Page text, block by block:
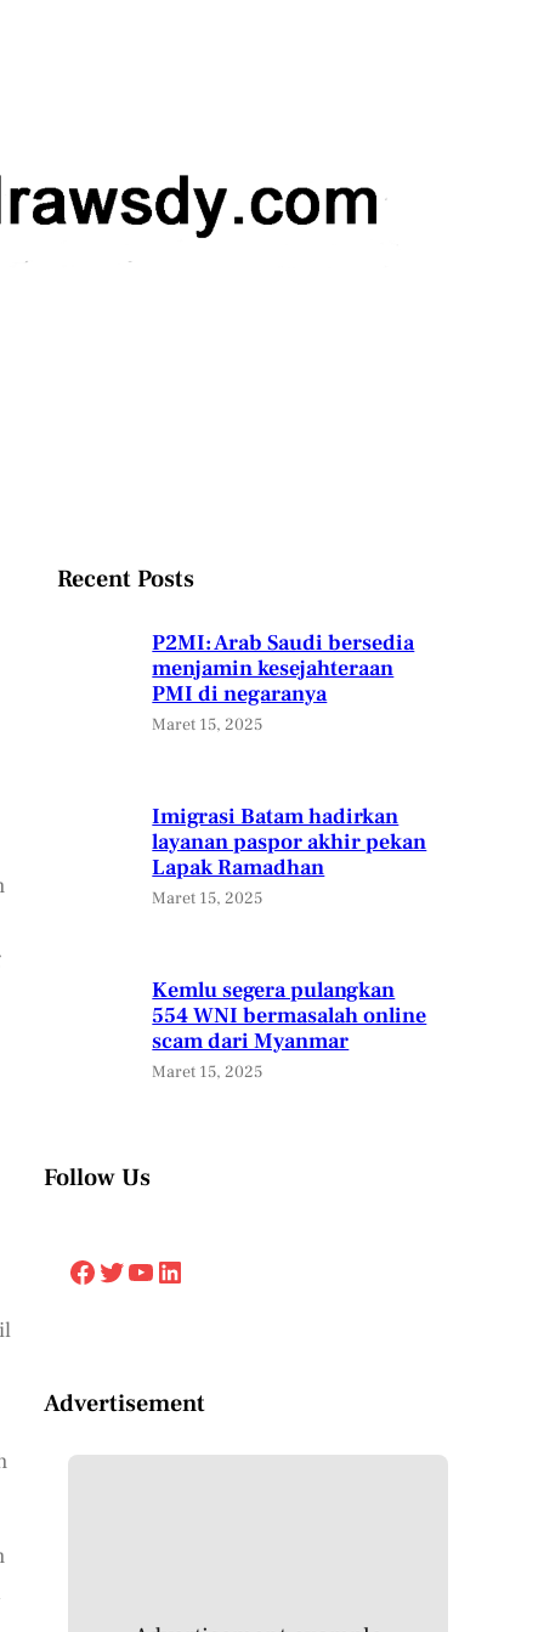
Recent Posts
P2MI: Arab Saudi bersedia
menjamin kesejahteraan
PMI di negaranya
Maret 15, 2025
Imigrasi Batam hadirkan
layanan paspor akhir pekan
Lapak Ramadhan
Maret 15, 2025
Kemlu segera pulangkan
554 WNI bermasalah online
scam dari Myanmar
Maret 15, 2025
Follow Us
Facebook Twitter YouTube LinkedIn
Advertisement